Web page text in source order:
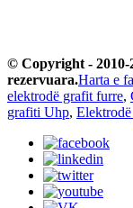
© Copyright - 2010-
rezervuara.Harta e
elektrodë grafit furre,
grafiti Uhp,